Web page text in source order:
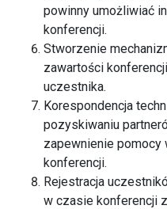
powinny umożliwiać
konferencji.
Stworzenie
zawartości
uczestnika.
Korespondencja
pozyskiwaniu
zapewnienie pomocy
konferencji.
Rejestracja
w czasie konferencji